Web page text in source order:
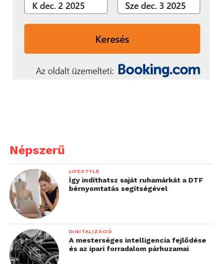
Bár úgy tűnhet, a SZEnergy Team kihozta autójából a
maximumot, valójában még mindig vannak
tartalékok a járműben – mutatott rá Für Balázs, a
gépészeti részleg vezetője, aki szerint elképzelhető
derül ki, melyiket építik be az autóba. Emellett a
alkatrészek helyett 3D nyomtatott
karbonkompozitból valósítják meg, ami
szereléstechnikailag jóval egyszerűbb, valamint a
tömege is kisebb.
„Az autó üresjárási
fogyasztása kevesebb,
Népszerű
LIFESTYLE
Így indíthatsz saját ruhamárkát a DTF
bérnyomtatás segítségével
DIGITALIZÁCIÓ
A mesterséges intelligencia fejlődése
és az ipari forradalom párhuzamai